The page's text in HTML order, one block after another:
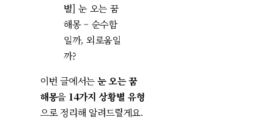
이번 글에서는 눈 오는 꿈
해몽을 14가지 상황별 유형
으로 정리해 알려드릴게요.